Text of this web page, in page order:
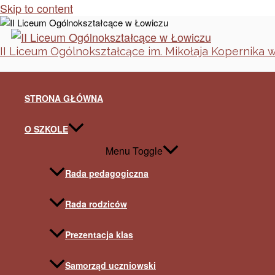
Skip to content
II Liceum Ogólnokształcące im. Mikołaja Kopernika
STRONA GŁÓWNA
O SZKOLE
Menu Toggle
Rada pedagogiczna
Rada rodziców
Prezentacja klas
Samorząd uczniowski